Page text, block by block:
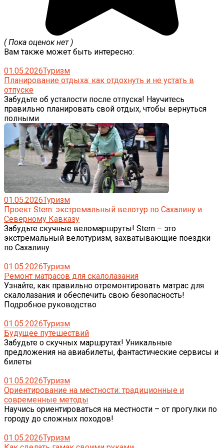
( Пока оценок нет )
Вам также может быть интересно:
01.05.2026Туризм
Планирование отдыха: как отдохнуть и не устать в
отпуске
Забудьте об усталости после отпуска! Научитесь
правильно планировать свой отдых, чтобы вернуться
полными
01.05.2026Туризм
Проект Stern: экстремальный велотур по Сахалину и
Северному Кавказу
Забудьте скучные веломаршруты! Stern – это
экстремальный велотуризм, захватывающие поездки
по Сахалину
01.05.2026Туризм
Ремонт матрасов для скалолазания
Узнайте, как правильно отремонтировать матрас для
скалолазания и обеспечить свою безопасность!
Подробное руководство
01.05.2026Туризм
Будущее путешествий
Забудьте о скучных маршрутах! Уникальные
предложения на авиабилеты, фантастические сервисы и
билеты
01.05.2026Туризм
Ориентирование на местности: традиционные и
современные методы
Научись ориентироваться на местности – от прогулки по
городу до сложных походов!
01.05.2026Туризм